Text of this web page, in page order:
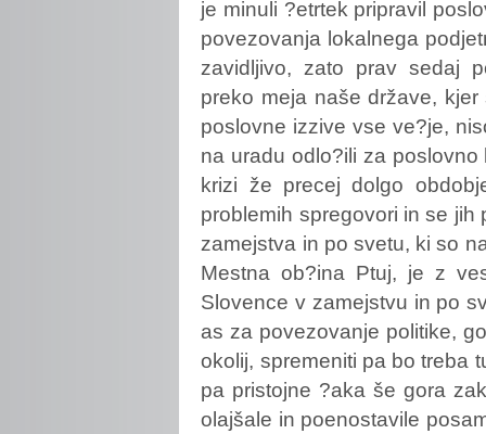
je minuli ?etrtek pripravil
povezovanja lokalnega
zavidljivo, zato prav sedaj
preko meja naše države,
poslovne izzive vse ve?je,
na uradu odlo?ili za
krizi že precej dolgo
problemih spregovori in se jih
zamejstva in po svetu, ki so
Mestna ob?ina Ptuj, je z
Slovence v zamejstvu in po
as za povezovanje politike,
okolij, spremeniti pa bo treba
pa pristojne ?aka še gora
olajšale in poenostavile